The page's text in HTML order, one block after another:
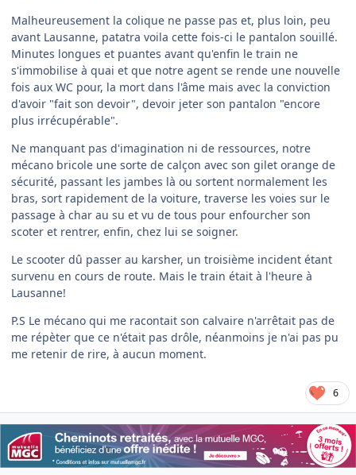
Malheureusement la colique ne passe pas et, plus loin, peu
avant Lausanne, patatra voila cette fois-ci le pantalon souillé.
Minutes longues et puantes avant qu'enfin le train ne
s'immobilise à quai et que notre agent se rende une nouvelle
fois aux WC pour, la mort dans l'âme mais avec la conviction
d'avoir "fait son devoir", devoir jeter son pantalon "encore
plus irrécupérable".
Ne manquant pas d'imagination ni de ressources, notre
mécano bricole une sorte de calçon avec son gilet orange de
sécurité, passant les jambes là ou sortent normalement les
bras, sort rapidement de la voiture, traverse les voies sur le
passage à char au su et vu de tous pour enfourcher son
scoter et rentrer, enfin, chez lui se soigner.
Le scooter dû passer au karsher, un troisième incident étant
survenu en cours de route. Mais le train était à l'heure à
Lausanne!
P.S Le mécano qui me racontait son calvaire n'arrêtait pas de
me répèter que ce n'était pas drôle, néanmoins je n'ai pas pu
me retenir de rire, à aucun moment.
6